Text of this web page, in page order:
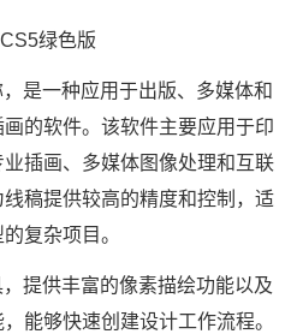
绿色版
是一种应用于出版、多媒体和
的软件。该软件主要应用于印
插画、多媒体图像处理和互联
稿提供较高的精度和控制，适
复杂项目。
提供丰富的像素描绘功能以及
能够快速创建设计工作流程。